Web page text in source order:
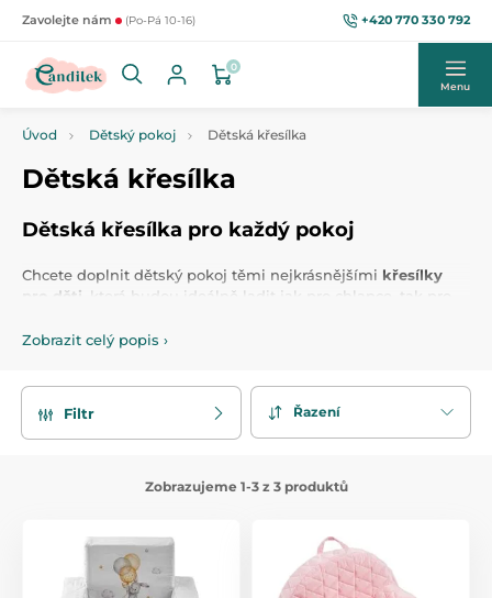
Zavolejte nám (Po-Pá 10-16) +420 770 330 792
0
Menu
Úvod Dětský pokoj Dětská křesílka
Dětská křesílka
Dětská křesílka pro každý pokoj
Chcete doplnit dětský pokoj těmi nejkrásnějšími křesílky
pro děti , která budou ideálně ladit jak pro chlapce, tak pro
Prohlédněte si parádní
Samozřejmostí jedokonalá pohodlnost, která zajistí, že se
odpočívají. Křesílka jsou vyrobena tak, aby byla bezpečná,
Zobrazit celý popis ›
Filtr Řazení
Zobrazujeme 1-3 z 3 produktů